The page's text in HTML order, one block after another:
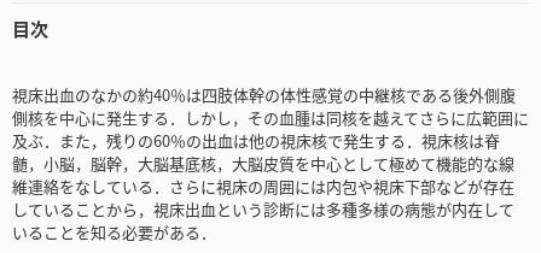
目次
視床出血のなかの約40％は四肢体幹の体性感覚の中継核である後外側腹
側核を中心に発生する．しかし，その血腫は同核を越えてさらに広範囲に
及ぶ．また，残りの60％の出血は他の視床核で発生する．視床核は脊
髄，小脳，脳幹，大脳基底核，大脳皮質を中心として極めて機能的な線
維連絡をなしている．さらに視床の周囲には内包や視床下部などが存在
していることから，視床出血という診断には多種多様の病態が内在して
いることを知る必要がある．